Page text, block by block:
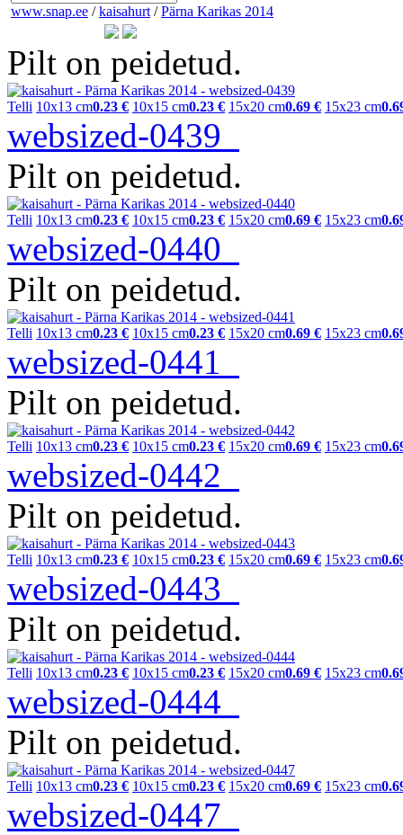
www.snap.ee / kaisahurt / Pärna Karikas 2014
Pilt on peidetud.
Telli 10x13 cm0.23 € 10x15 cm0.23 € 15x20 cm0.69 € 15x23 cm
websized-0439
Pilt on peidetud.
Telli 10x13 cm0.23 € 10x15 cm0.23 € 15x20 cm0.69 € 15x23 cm
websized-0440
Pilt on peidetud.
Telli 10x13 cm0.23 € 10x15 cm0.23 € 15x20 cm0.69 € 15x23 cm
websized-0441
Pilt on peidetud.
Telli 10x13 cm0.23 € 10x15 cm0.23 € 15x20 cm0.69 € 15x23 cm
websized-0442
Pilt on peidetud.
Telli 10x13 cm0.23 € 10x15 cm0.23 € 15x20 cm0.69 € 15x23 cm
websized-0443
Pilt on peidetud.
Telli 10x13 cm0.23 € 10x15 cm0.23 € 15x20 cm0.69 € 15x23 cm
websized-0444
Pilt on peidetud.
Telli 10x13 cm0.23 € 10x15 cm0.23 € 15x20 cm0.69 € 15x23 cm
websized-0447